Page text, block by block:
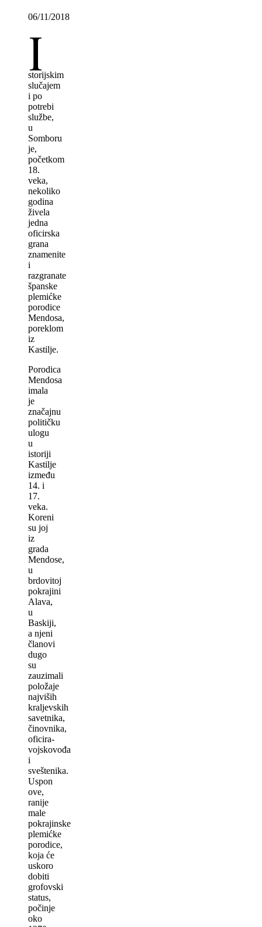
06/11/2018
I
storijskim
slučajem
i po
potrebi
službe,
u
Somboru
je,
početkom
18.
veka,
nekoliko
godina
živela
jedna
oficirska
grana
znamenite
i
razgranate
španske
plemićke
porodice
Mendosa,
poreklom
iz
Kastilje.
Porodica
Mendosa
imala
je
značajnu
političku
ulogu
u
istoriji
Kastilje
između
14. i
17.
veka.
Koreni
su joj
iz
grada
Mendose,
u
brdovitoj
pokrajini
Alava,
u
Baskiji,
a njeni
članovi
dugo
su
zauzimali
položaje
najviših
kraljevskih
savetnika,
činovnika,
oficira-
vojskovođa
i
sveštenika.
Uspon
ove,
ranije
male
pokrajinske
plemićke
porodice,
koja će
uskoro
dobiti
grofovski
status,
počinje
oko